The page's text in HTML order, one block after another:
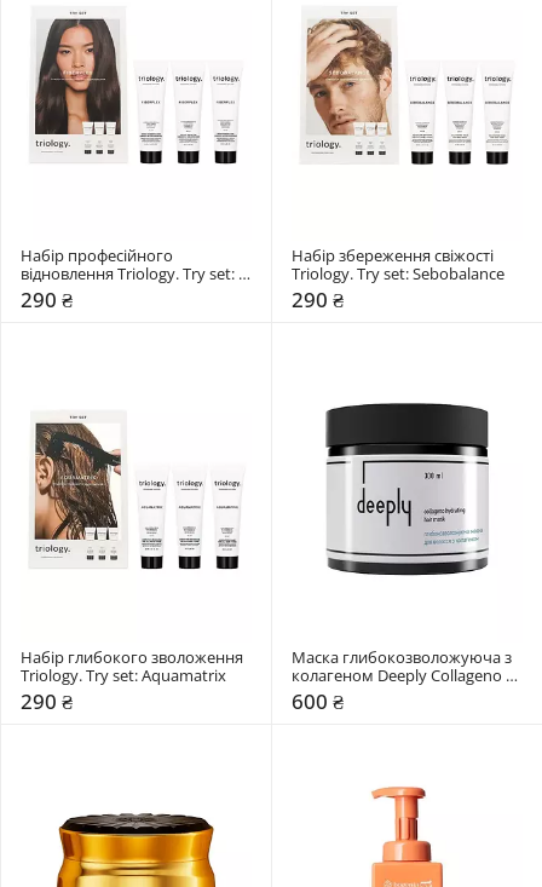
Набір професійного
відновлення Triology. Try set:
Fiberplex
290 ₴
Набір збереження свіжості
Triology. Try set: Sebobalance
290 ₴
Набір глибокого зволоження
Triology. Try set: Aquamatrix
290 ₴
Маска глибокозволожуюча з
колагеном Deeply Collageno
Hydrating Hair Mask
600 ₴